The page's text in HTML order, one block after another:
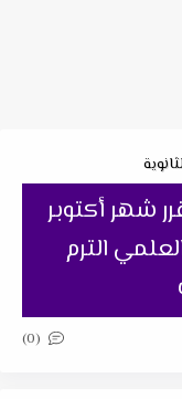
شهر أكتوبر
الترم
(0)